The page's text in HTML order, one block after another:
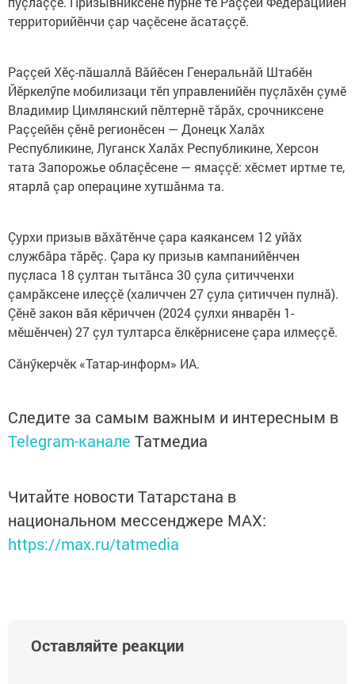
территорийӗнчи çар чаçӗсене ăсатаççӗ.
Раççей Хӗç-пăшаллă Вăйӗсен Генеральнăй Штабӗн
Йӗркелӳпе мобилизаци тӗп управленийӗн пуçлăхӗн çумӗ
Владимир Цимлянский пӗлтернӗ тăрăх, срочниксене
Раççейӗн çӗнӗ регионӗсен — Донецк Халăх
Республикине, Луганск Халăх Республикине, Херсон
тата Запорожье облаçӗсене — ямаççӗ: хӗсмет иртме те,
ятарлă çар операцине хутшăнма та.
Çурхи призыв вăхăтӗнче çара каякансем 12 уйăх
службăра тăрӗç. Çара ку призыв кампанийӗнчен
пуçласа 18 çултан тытăнса 30 çула çитичченхи
çамрăксене илеççӗ (халиччен 27 çула çитиччен пулнă).
Çӗнӗ закон вăя кӗриччен (2024 çулхи январӗн 1-
мӗшӗнчен) 27 çул тултарса ӗлкӗрнисене çара илмеççӗ.
Сăнӳкерчӗк «Татар-информ» ИА.
Следите за самым важным и интересным в
Telegram-канале Татмедиа
Читайте новости Татарстана в
национальном мессенджере MАХ:
https://max.ru/tatmedia
Оставляйте реакции